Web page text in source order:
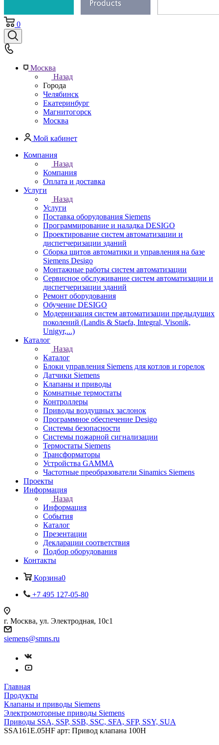
0
Москва
Назад
Города
Челябинск
Екатеринбург
Магнитогорск
Москва
Мой кабинет
Компания
Назад
Компания
Оплата и доставка
Услуги
Назад
Услуги
Поставка оборудования Siemens
Программирование и наладка DESIGO
Проектирование систем автоматизации и
диспетчеризации зданий
Сборка щитов автоматики и управления на базе
Siemens Desigo
Монтажные работы систем автоматизации
Сервисное обслуживание систем автоматизации и
диспетчеризации зданий
Ремонт оборудования
Обучение DESIGO
Модернизация систем автоматизации предыдущих
поколений (Landis & Staefa, Integral, Visonik,
Unigyr,...)
Каталог
Назад
Каталог
Блоки управления Siemens для котлов и горелок
Датчики Siemens
Клапаны и приводы
Комнатные термостаты
Контроллеры
Приводы воздушных заслонок
Программное обеспечение Desigo
Системы безопасности
Системы пожарной сигнализации
Термостаты Siemens
Трансформаторы
Устройства GAMMA
Частотные преобразователи Sinamics Siemens
Проекты
Информация
Назад
Информация
События
Каталог
Презентации
Декларации соответствия
Подбор оборудования
Контакты
Корзина0
+7 495 127-05-80
г. Москва, ул. Электродная, 10с1
siemens@smns.ru
Главная
Продукты
Клапаны и приводы Siemens
Электромоторные приводы Siemens
Приводы SSA, SSP, SSB, SSC, SFA, SFP, SSY, SUA
SSA161E.05HF арт: Привод клапана 100Н